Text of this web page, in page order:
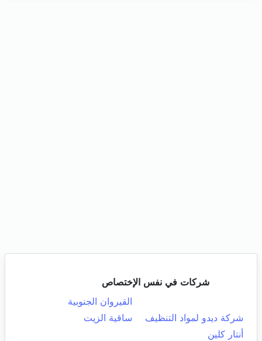
شركات في نفس الإختصاص
القيروان الجنوبية
شركة ديدو لمواد التنظيف
ساقية الزيت
أنتار كلين